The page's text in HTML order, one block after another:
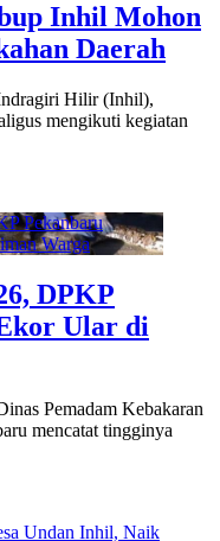
Inhil Mohon
Daerah
Hilir (Inhil),
mengikuti kegiatan
DPKP
Ular di
Pemadam Kebakaran
mencatat tingginya